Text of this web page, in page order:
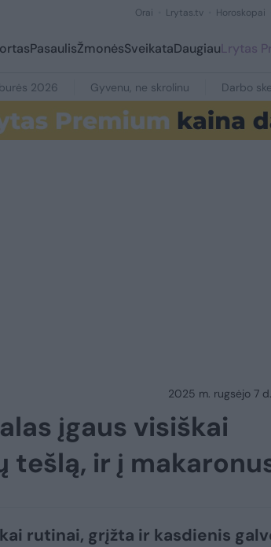
Orai Lrytas.tv Horoskopai
PasaulisŽmonėsSveikataDaugiauLrytas
2026 Gyvenu, ne skrolinu Darbo
2025 m. rugsėjo 7
įgaus visiškai
tešlą, ir į
rutinai, grįžta ir kasdienis